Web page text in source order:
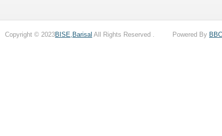
Copyright © 2023BISE,Barisal All Rights Reserved . Powered By